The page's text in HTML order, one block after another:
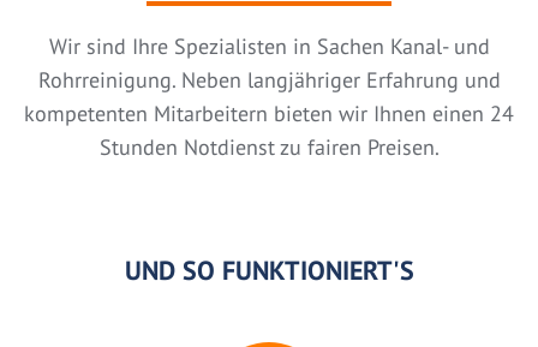
Wir sind Ihre Spezialisten in Sachen Kanal- und
Rohrreinigung. Neben langjähriger Erfahrung und
kompetenten Mitarbeitern bieten wir Ihnen einen 24
Stunden Notdienst zu fairen Preisen.
UND SO FUNKTIONIERT'S